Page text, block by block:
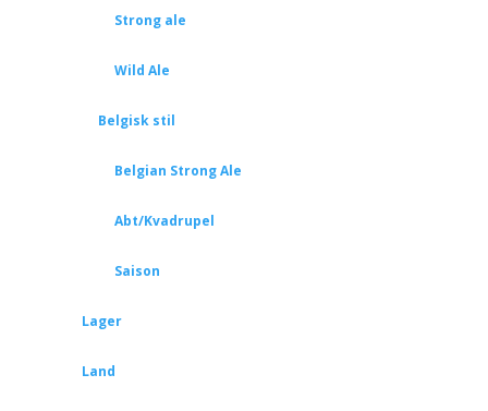
Strong ale
Wild Ale
Belgisk stil
Belgian Strong Ale
Abt/Kvadrupel
Saison
Lager
Land